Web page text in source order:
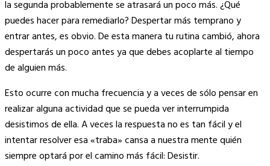
la segunda probablemente se atrasará un poco más. ¿Qué
puedes hacer para remediarlo? Despertar más temprano y
entrar antes, es obvio. De esta manera tu rutina cambió, ahora
despertarás un poco antes ya que debes acoplarte al tiempo
de alguien más.
Esto ocurre con mucha frecuencia y a veces de sólo pensar en
realizar alguna actividad que se pueda ver interrumpida
desistimos de ella. A veces la respuesta no es tan fácil y el
intentar resolver esa «traba» cansa a nuestra mente quién
siempre optará por el camino más fácil: Desistir.